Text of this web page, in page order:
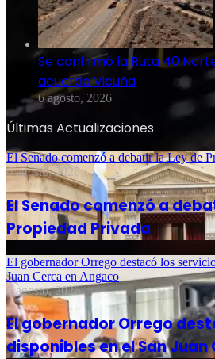
Se confirmó la Ruta 40
acuerdo Vicuña
6 agosto, 2026
Últimas Actualizaciones
El Senado comenzó a debatir la Ley de
6 agosto, 2026
El Senado comenzó a
Propiedad Privada
El gobernador Orrego destacó los
Juan Cerca en Angaco
6 agosto, 2026
El gobernador Orrego
disponibles en el San